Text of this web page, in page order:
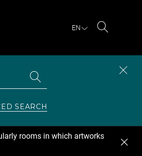
EN
SEARCH
rooms in which artworks